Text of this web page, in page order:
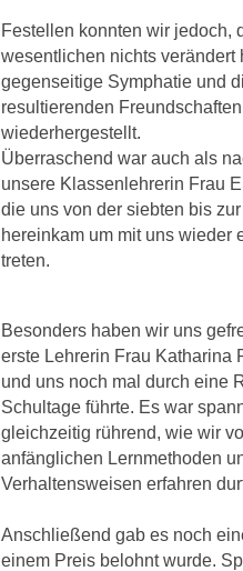
Festellen konnten wir jedoch,
wesentlichen nichts verändert
gegenseitige Symphatie und
resultierenden
wiederhergestellt.
Überraschend war auch als
unsere Klassenlehrerin Frau
die uns von der siebten bis
hereinkam um mit uns wieder
treten.
Besonders haben wir uns
erste Lehrerin Frau Katharina
und uns noch mal durch eine
Schultage führte. Es war
gleichzeitig rührend, wie wir
anfänglichen Lernmethoden
Verhaltensweisen erfahren
Anschließend gab es noch
einem Preis belohnt wurde.